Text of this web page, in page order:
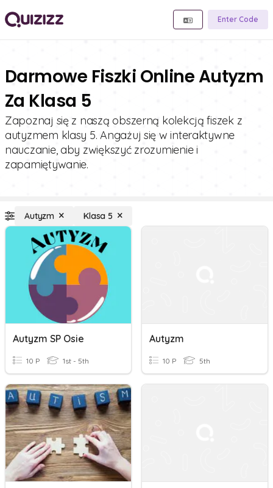
Enter Code
Darmowe Fiszki Online Autyzm
Za Klasa 5
Zapoznaj się z naszą obszerną kolekcją fiszek z
autyzmem klasy 5. Angażuj się w interaktywne
nauczanie, aby zwiększyć zrozumienie i
zapamiętywanie.
Autyzm Klasa 5
Autyzm SP Osie
10 P 1st - 5th
Autyzm
10 P 5th